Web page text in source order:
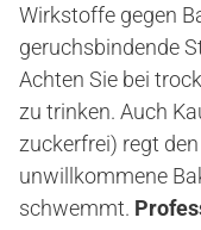
Wirkstoffe gegen
geruchsbindende
Achten Sie bei
zu trinken. Auch
zuckerfrei) regt
unwillkommene
schwemmt.